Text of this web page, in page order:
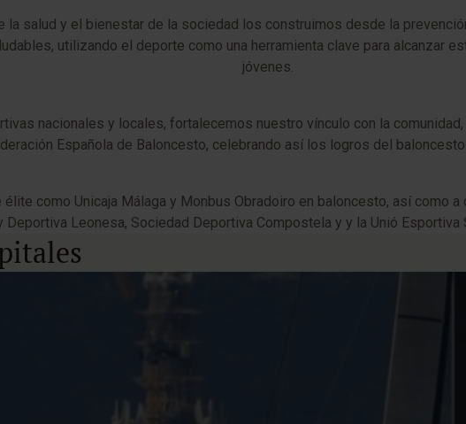
salud y el bienestar de la sociedad los construimos desde la
utilizando el deporte como una herramienta clave para alcanzar
jóvenes.
nacionales y locales, fortalecemos nuestro vínculo con la
Española de Baloncesto, celebrando así los logros del
como Unicaja Málaga y Monbus Obradoiro en baloncesto, así como
Deportiva Leonesa, Sociedad Deportiva Compostela y y la Unió Esportiva